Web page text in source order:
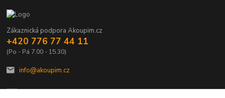
Zákaznická podpora Akoupim.cz
+420 776 77 44 11
(Po - Pá 7.00 - 15.30)
info@akoupim.cz